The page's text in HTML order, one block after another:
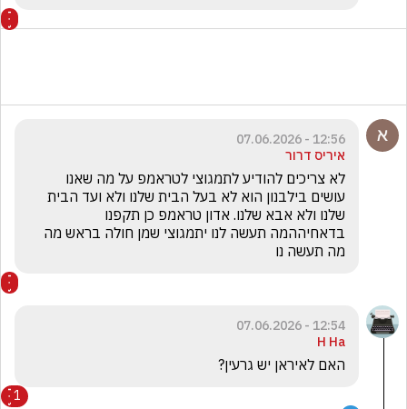
12:56 - 07.06.2026
איריס דרור
מה תעשה נו
12:54 - 07.06.2026
H Ha
האם לאיראן יש גרעין?
1